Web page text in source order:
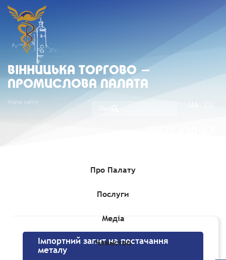
ВIННИЦЬКА ТОРГОВО -
ПРОМИСЛОВА ПАЛАТА
Мапа сайту
Про Палату
Послуги
Медіа
Членство
Комерційні пропозиції»Імпортний запит на
Імпортний запит на постачання
металу